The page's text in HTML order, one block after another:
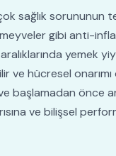
sağlık sorununun
gibi anti-
yemek
ve hücresel
başlamadan önce
ve bilişsel